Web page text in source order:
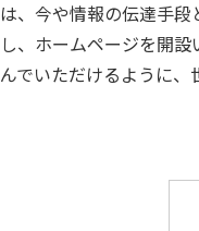
は、今や情報の伝達手段
し、ホームページを開
んでいただけるように、